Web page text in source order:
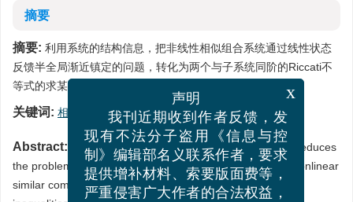
摘要
摘要: 利用系统的结构信息，把非线性相似组合系统通过线性状态
反馈半全局渐近镇定的问题，转化为两个与子系统同阶的Riccati不
等式的求某种对称正定解的问题．
关键词: 相似组合系统/半全局渐近镇定/Riccati不等式
Abstract: Utilizing the structural information, this paper reduces
the problem of semi-global asymptotical stabilization for nonlinear
similar composite systems to solving two low order Riccati
x
声明
我刊近期收到作者反馈，发
现有不法分子盗用《信息与控
制》编辑部名义联系作者，要求
提供增补材料、索要版面费等，